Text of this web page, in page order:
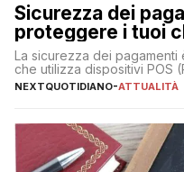
Sicurezza dei
proteggere i tuoi
La sicurezza dei
che utilizza dispositivi POS
NEXTQUOTIDIANO-ATTUALITÀ